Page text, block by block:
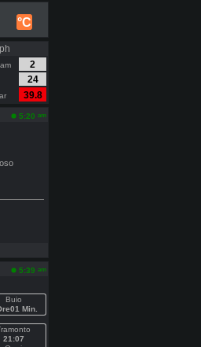
°C
2
24
39.8
5:20 am
5:39 am
Buio
Min.
21:07